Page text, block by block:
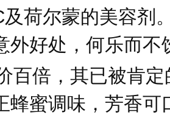
荷尔蒙的美容剂
外好处，何乐而不
倍，其已被肯定
蜂蜜调味，芳香可